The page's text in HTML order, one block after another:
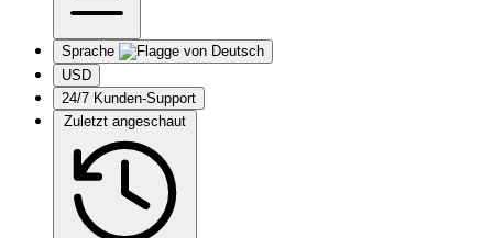
Sprache
USD
24/7 Kunden-Support
Zuletzt angeschaut